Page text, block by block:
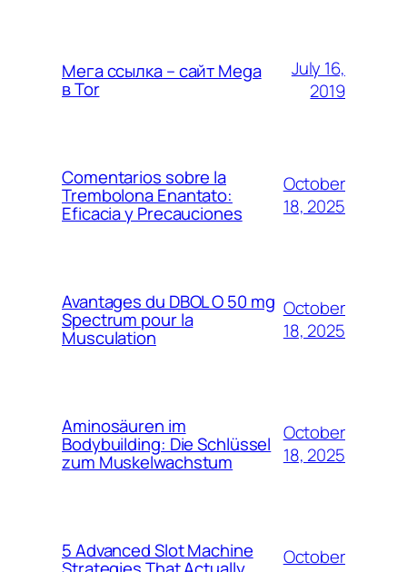
Мега ссылка – сайт Mega
в Tor
July 16,
2019
Comentarios sobre la
Trembolona Enantato:
Eficacia y Precauciones
October
18, 2025
Avantages du DBOL O 50 mg
Spectrum pour la
Musculation
October
18, 2025
Aminosäuren im
Bodybuilding: Die Schlüssel
zum Muskelwachstum
October
18, 2025
5 Advanced Slot Machine
October